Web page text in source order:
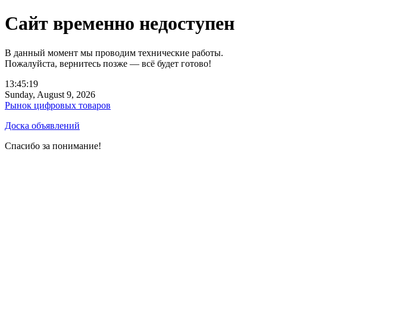
Сайт временно недоступен
В данный момент мы проводим технические работы.
Пожалуйста, вернитесь позже — всё будет готово!
13:45:19
Sunday, August 9, 2026
Рынок цифровых товаров
Доска объявлений
Спасибо за понимание!